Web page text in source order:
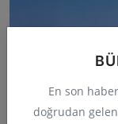
En son
doğrudan